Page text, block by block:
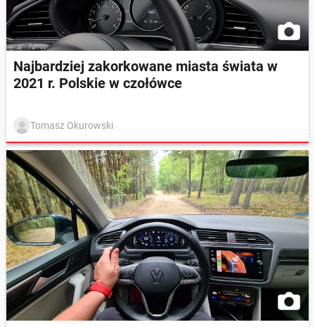
Najbardziej zakorkowane miasta świata w
2021 r. Polskie w czołówce
Tomasz Okurowski